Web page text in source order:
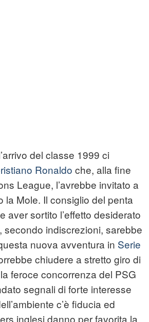
del classe 1999 ci
Ronaldo che, alla fine
League, l’avrebbe invitato a
la Mole. Il consiglio del penta
aver sortito l’effetto desiderato
secondo indiscrezioni, sarebbe
nuova avventura in Serie
chiudere a stretto giro di
feroce concorrenza del PSG
segnali di forte interesse
c’è fiducia ed
inglesi danno per favorita la